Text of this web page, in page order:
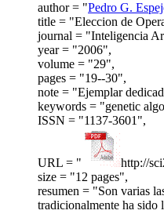
author = "Pedro G.
title = "Eleccion de
journal = "Inteligencia
year = "2006",
volume = "29",
pages = "19--30",
note = "Ejemplar
keywords = "genetic
ISSN = "1137-3601",
URL = "
http://
size = "12 pages",
resumen = "Son varias
tradicionalmente ha sido